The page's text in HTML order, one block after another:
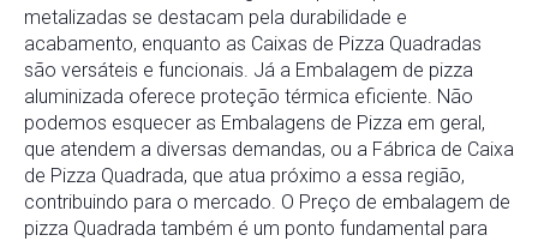
metalizadas se destacam pela durabilidade e
acabamento, enquanto as Caixas de Pizza Quadradas
são versáteis e funcionais. Já a Embalagem de pizza
aluminizada oferece proteção térmica eficiente. Não
podemos esquecer as Embalagens de Pizza em geral,
que atendem a diversas demandas, ou a Fábrica de Caixa
de Pizza Quadrada, que atua próximo a essa região,
contribuindo para o mercado. O Preço de embalagem de
pizza Quadrada também é um ponto fundamental para